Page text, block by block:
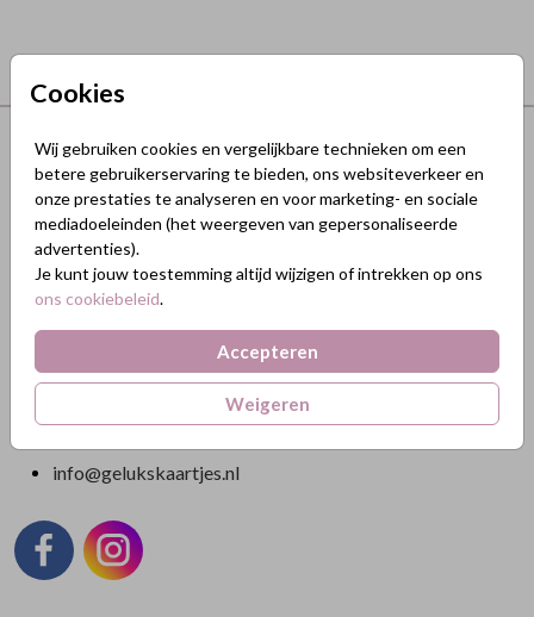
Cookies
Wij gebruiken cookies en vergelijkbare technieken om een
betere gebruikerservaring te bieden, ons websiteverkeer en
onze prestaties te analyseren en voor marketing- en sociale
mediadoeleinden (het weergeven van gepersonaliseerde
advertenties).
Je kunt jouw toestemming altijd wijzigen of intrekken op ons
ons cookiebeleid.
Accepteren
Weigeren
GeluksKaartjes.nl
Nikkelweg 45
2401MM Alphen a/d Rijn
KVK: 84438665
BTW: NL863211185B01
info@gelukskaartjes.nl